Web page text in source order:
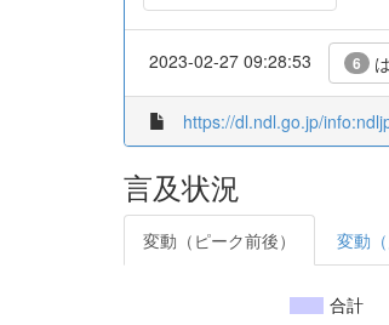
2023-02-27 09:28:53 6
https://dl.ndl.go.jp/
言及状況
変動（ピーク前後） 変動（
合計